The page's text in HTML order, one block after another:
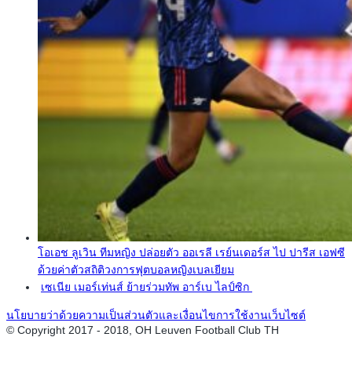
โอเอช ลูเวิน ทีมหญิง ปล่อยตัว ออเรลี เรย์นเดอร์ส ไป ปารีส เอฟซี
ด้วยค่าตัวสถิติวงการฟุตบอลหญิงเบลเยียม
เซเนีย เมอร์เท่นส์ ย้ายร่วมทัพ อาร์เบ ไลป์ซิก
นโยบายว่าด้วยความเป็นส่วนตัวและเงื่อนไขการใช้งานเว็บไซต์
© Copyright 2017 - 2018, OH Leuven Football Club TH